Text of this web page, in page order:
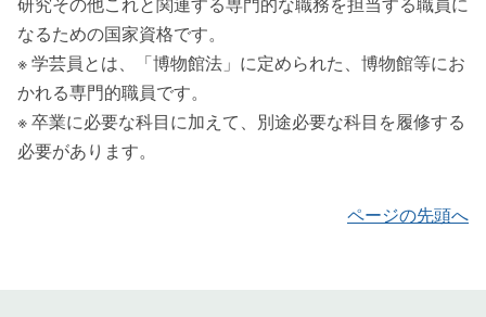
なるための国家資格です。
※ 学芸員とは、「博物館法」に定められた、博物館等にお
かれる専門的職員です。
※ 卒業に必要な科目に加えて、別途必要な科目を履修する
必要があります。
ページの先頭へ